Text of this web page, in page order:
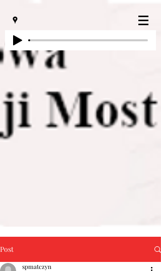
Post
spmatczyn